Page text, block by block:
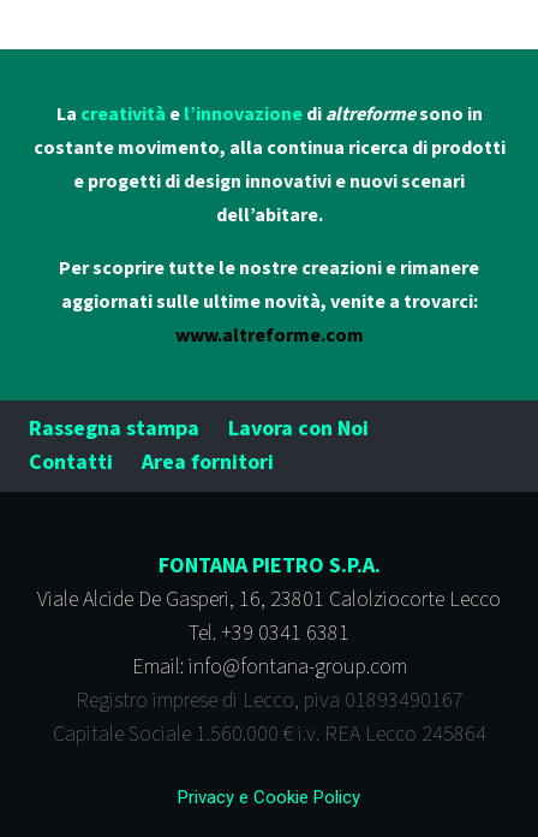
La creatività el’innovazionedialtreformesono in
costante movimento, alla continua ricerca di prodotti
e progetti di design innovativi e nuovi scenari
dell’abitare.
Per scoprire tutte le nostre creazioni e rimanere
aggiornati sulle ultime novità, venite a trovarci:
www.altreforme.com
Rassegna stampa
Lavora con Noi
Contatti
Area fornitori
FONTANA PIETRO S.P.A.
Viale Alcide De Gasperi, 16, 23801 Calolziocorte Lecco
Tel. +39 0341 6381
Email: info@fontana-group.com
Registro imprese di Lecco, piva 01893490167
Capitale Sociale 1.560.000 € i.v. REA Lecco 245864
Privacy e Cookie Policy